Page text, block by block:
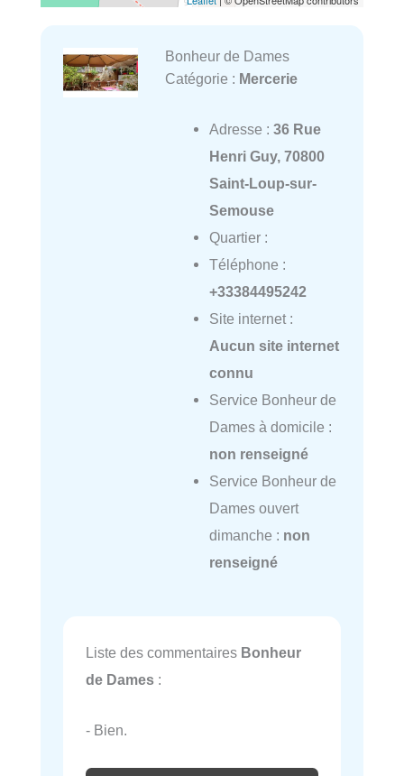
Bonheur de Dames
Catégorie : Mercerie
Adresse : 36 Rue
Henri Guy, 70800
Saint-Loup-sur-
Semouse
Quartier :
Téléphone :
+33384495242
Site internet :
Aucun site internet
connu
Service Bonheur de
Dames à domicile :
non renseigné
Service Bonheur de
Dames ouvert
dimanche : non
renseigné
Liste des commentaires Bonheur
de Dames :
- Bien.